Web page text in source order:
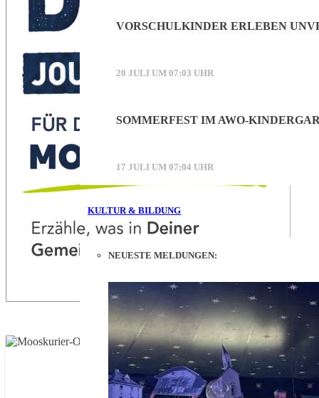
VORSCHULKINDER ERLEBEN
20 JULI UM 07:03 UHR
SOMMERFEST IM AWO-
17 JULI UM 07:04 UHR
KULTUR & BILDUNG
NEUESTE MELDUNGEN: